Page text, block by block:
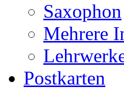
Saxophon
Mehrere
Postkarten